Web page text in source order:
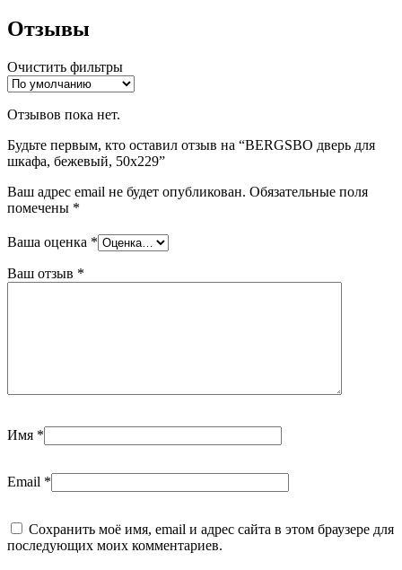
Отзывы
Очистить фильтры
Отзывов пока нет.
Будьте первым, кто оставил отзыв на “BERGSBO дверь для
шкафа, бежевый, 50х229”
Ваш адрес email не будет опубликован. Обязательные поля
помечены *
Ваша оценка *
Ваш отзыв *
Имя *
Email *
Сохранить моё имя, email и адрес сайта в этом браузере для
последующих моих комментариев.